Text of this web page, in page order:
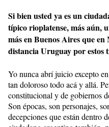
Si bien usted ya es un
típico rioplatense, más aún,
más en Buenos Aires que
distancia Uruguay por estos
Yo nunca abrí juicio excepto
tan doloroso todo acá y allá.
constitucional y de gobiernos
Son épocas, son personajes,
decepciones que están dentro